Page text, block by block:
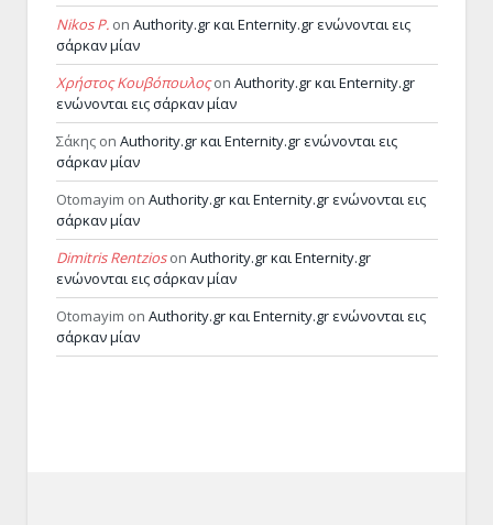
Nikos P. on Authority.gr και Enternity.gr ενώνονται εις
σάρκαν μίαν
Χρήστος Κουβόπουλοςon Authority.gr και Enternity.gr
ενώνονται εις σάρκαν μίαν
Σάκης on Authority.gr και Enternity.gr ενώνονται εις
σάρκαν μίαν
Otomayim on Authority.gr και Enternity.gr ενώνονται εις
σάρκαν μίαν
Dimitris Rentzioson Authority.gr και Enternity.gr
ενώνονται εις σάρκαν μίαν
Otomayim on Authority.gr και Enternity.gr ενώνονται εις
σάρκαν μίαν